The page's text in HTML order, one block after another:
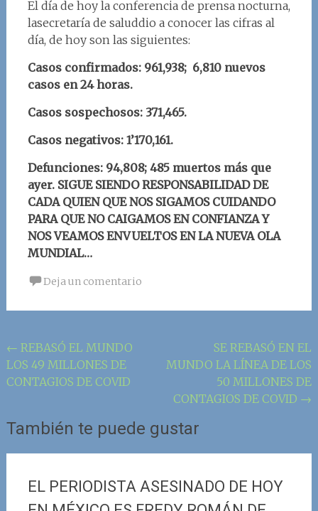
El día de hoy la conferencia de prensa nocturna,
lasecretaría de saluddio a conocer las cifras al
día, de hoy son las siguientes:
Casos confirmados: 961,938; 6,810 nuevos
casos en 24 horas.
Casos sospechosos: 371,465.
Casos negativos: 1’170,161.
Defunciones: 94,808; 485 muertos más que
ayer. SIGUE SIENDO RESPONSABILIDAD DE
CADA QUIEN QUE NOS SIGAMOS CUIDANDO
PARA QUE NO CAIGAMOS EN CONFIANZA Y
NOS VEAMOS ENVUELTOS EN LA NUEVA OLA
MUNDIAL…
Deja un comentario
Navegación
de
entrada
← REBASÓ EL MUNDO
LOS 49 MILLONES DE
CONTAGIOS DE COVID
SE REBASÓ EN EL
MUNDO LA LÍNEA DE LOS
50 MILLONES DE
CONTAGIOS DE COVID →
También te puede gustar
EL PERIODISTA ASESINADO DE HOY